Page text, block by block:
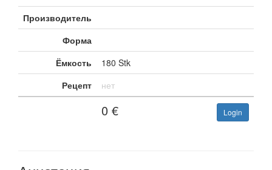
Производитель
Форма
Ёмкость
180 Stk
Рецепт
нет
0 € Login